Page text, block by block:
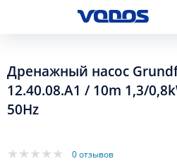
Дренажный насос
12.40.08.A1 / 10m 1,3/
50Hz
0 отзывов